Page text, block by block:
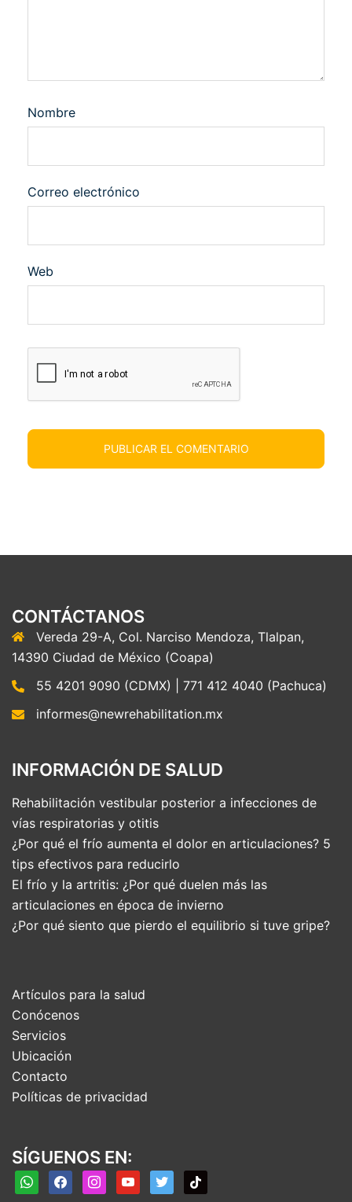
Nombre
Correo electrónico
Web
CONTÁCTANOS
Vereda 29-A, Col. Narciso Mendoza, Tlalpan,
14390 Ciudad de México (Coapa)
55 4201 9090 (CDMX) | 771 412 4040 (Pachuca)
informes@newrehabilitation.mx
INFORMACIÓN DE SALUD
Rehabilitación vestibular posterior a infecciones de
vías respiratorias y otitis
¿Por qué el frío aumenta el dolor en articulaciones? 5
tips efectivos para reducirlo
El frío y la artritis: ¿Por qué duelen más las
articulaciones en época de invierno
¿Por qué siento que pierdo el equilibrio si tuve gripe?
Artículos para la salud
Conócenos
Servicios
Ubicación
Contacto
Políticas de privacidad
SÍGUENOS EN:
whatsappfacebookinstagramyoutubetwitter tiktok